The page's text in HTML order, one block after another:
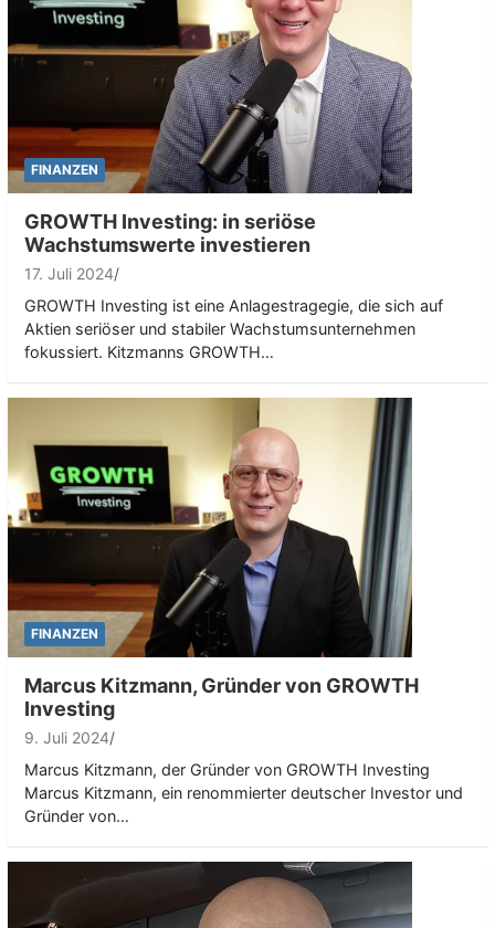
FINANZEN
GROWTH Investing: in seriöse
Wachstumswerte investieren
17. Juli 2024
GROWTH Investing ist eine Anlagestragegie, die sich auf
Aktien seriöser und stabiler Wachstumsunternehmen
fokussiert. Kitzmanns GROWTH…
FINANZEN
Marcus Kitzmann, Gründer von GROWTH
Investing
9. Juli 2024
Marcus Kitzmann, der Gründer von GROWTH Investing
Marcus Kitzmann, ein renommierter deutscher Investor und
Gründer von…